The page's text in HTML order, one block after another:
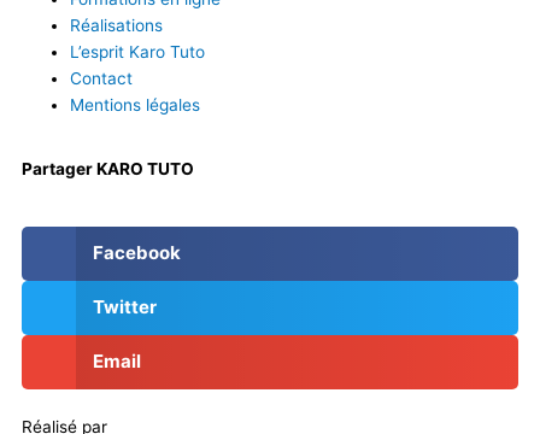
Réalisations
L’esprit Karo Tuto
Contact
Mentions légales
Partager KARO TUTO
Facebook
Twitter
Email
Réalisé par